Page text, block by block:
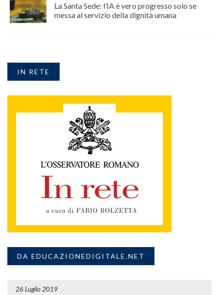
La Santa Sede: l’IA è vero progresso solo se
messa al servizio della dignità umana
IN RETE
DA EDUCAZIONEDIGITALE.NET
26 Luglio 2019